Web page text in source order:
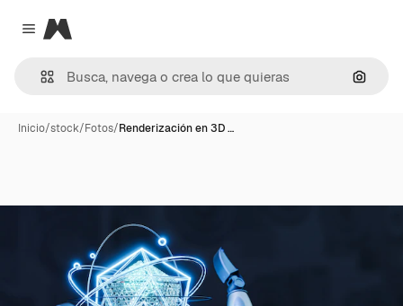
Close menu
Magnific
Inicio/stock/Fotos/Renderización en 3D …